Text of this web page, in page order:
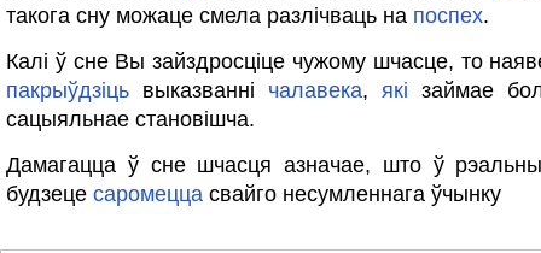
такога сну можаце смела разлічваць на поспех.
Калі ў сне Вы зайздросціце чужому шчасце, то
пакрыўдзіць выказванні чалавека, які займае
сацыяльнае становішча.
Дамагацца ў сне шчасця азначае, што ў
будзеце саромецца свайго несумленнага ўчынку